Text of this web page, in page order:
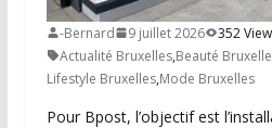
-Bernard 9 juillet 2026
352
Actualité Bruxelles,Beauté
Lifestyle Bruxelles,Mode Bruxelles
Pour Bpost, l’objectif est